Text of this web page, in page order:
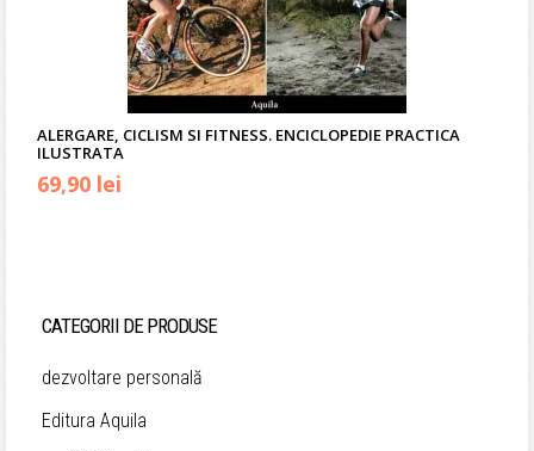
ALERGARE, CICLISM SI FITNESS. ENCICLOPEDIE PRACTICA
ILUSTRATA
Prețul
fost:
69,90 lei
69,90 lei.
CATEGORII DE PRODUSE
dezvoltare personală
Editura Aquila